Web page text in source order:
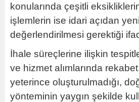
konularında çeşitli
işlemlerin ise idari açıdan
değerlendirilmesi gerektiği
İhale süreçlerine ilişkin
ve hizmet alımlarında rekabet
yeterince oluşturulmadığı,
yönteminin yaygın şekilde